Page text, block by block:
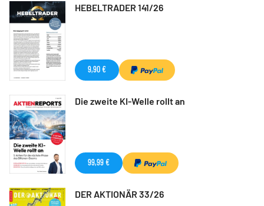
HEBELTRADER 141/26
9,90 €
Die zweite KI-Welle rollt an
99,99 €
DER AKTIONÄR 33/26